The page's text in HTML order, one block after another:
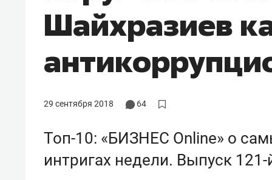
Шайхразиев
29 сентября 2018 64
Топ-10: «БИЗНЕС Online» о
интригах недели. Выпуск 121-
правильный продукт»
Башкортостана входит в Татарстан
с ЖК «Иволга» в Зеленодольске